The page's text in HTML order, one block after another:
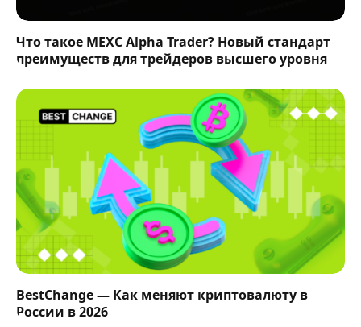
Что такое MEXC Alpha Trader? Новый стандарт
преимуществ для трейдеров высшего уровня
BestChange — Как меняют криптовалюту в
России в 2026